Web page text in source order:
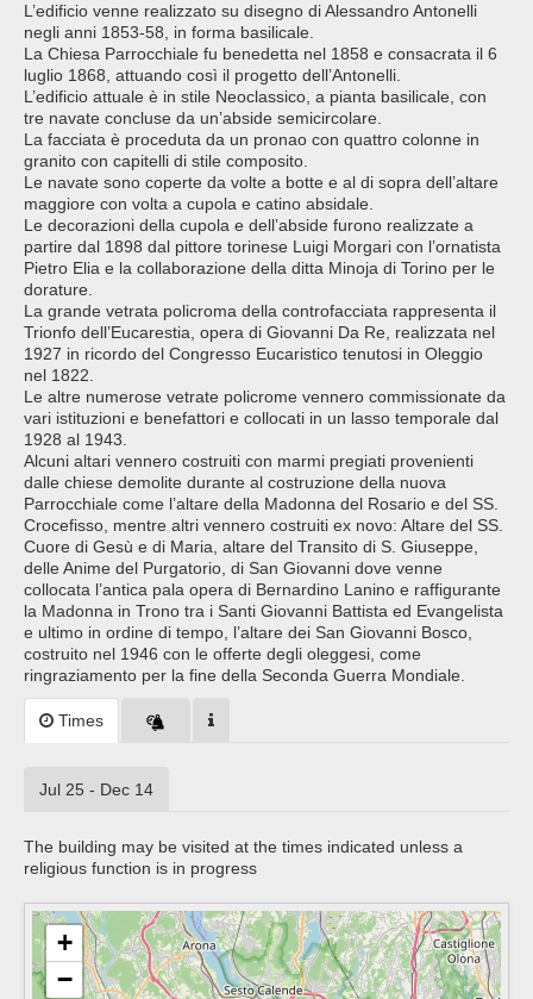
L’edificio venne realizzato su disegno di Alessandro Antonelli
negli anni 1853-58, in forma basilicale.
La Chiesa Parrocchiale fu benedetta nel 1858 e consacrata il 6
luglio 1868, attuando così il progetto dell’Antonelli.
L’edificio attuale è in stile Neoclassico, a pianta basilicale, con
tre navate concluse da un’abside semicircolare.
La facciata è proceduta da un pronao con quattro colonne in
granito con capitelli di stile composito.
Le navate sono coperte da volte a botte e al di sopra dell’altare
maggiore con volta a cupola e catino absidale.
Le decorazioni della cupola e dell’abside furono realizzate a
partire dal 1898 dal pittore torinese Luigi Morgari con l’ornatista
Pietro Elia e la collaborazione della ditta Minoja di Torino per le
dorature.
La grande vetrata policroma della controfacciata rappresenta il
Trionfo dell’Eucarestia, opera di Giovanni Da Re, realizzata nel
1927 in ricordo del Congresso Eucaristico tenutosi in Oleggio
nel 1822.
Le altre numerose vetrate policrome vennero commissionate da
vari istituzioni e benefattori e collocati in un lasso temporale dal
1928 al 1943.
Alcuni altari vennero costruiti con marmi pregiati provenienti
dalle chiese demolite durante al costruzione della nuova
Parrocchiale come l’altare della Madonna del Rosario e del SS.
Crocefisso, mentre altri vennero costruiti ex novo: Altare del SS.
Cuore di Gesù e di Maria, altare del Transito di S. Giuseppe,
delle Anime del Purgatorio, di San Giovanni dove venne
collocata l’antica pala opera di Bernardino Lanino e raffigurante
la Madonna in Trono tra i Santi Giovanni Battista ed Evangelista
e ultimo in ordine di tempo, l’altare dei San Giovanni Bosco,
costruito nel 1946 con le offerte degli oleggesi, come
ringraziamento per la fine della Seconda Guerra Mondiale.
Times
Jul 25 - Dec 14
The building may be visited at the times indicated unless a
religious function is in progress
+
−